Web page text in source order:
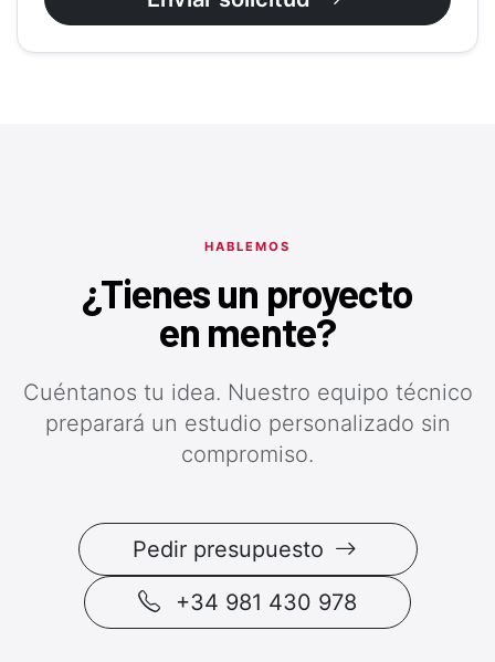
HABLEMOS
¿Tienes un proyecto
en mente?
Cuéntanos tu idea. Nuestro equipo técnico
preparará un estudio personalizado sin
compromiso.
Pedir presupuesto
+34 981 430 978